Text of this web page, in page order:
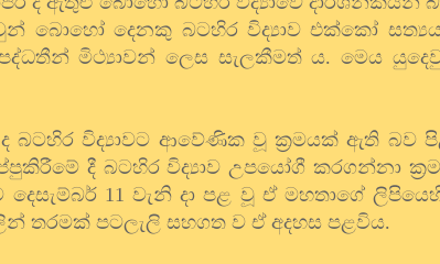
බොහෝ දෙනකු බටහිර විද්‍යාව එක්කෝ
මිථ්‍යාවන් ලෙස සැලකීමත් ය. මෙය
බටහිර විද්‍යාවට ආවේණික වූ ක්‍රමයක් ඇති බව
දී බටහිර විද්‍යාව උපයෝගී කරගන්නා
11 වැනි දා පළ වූ ඒ මහතාගේ
තරමක් පටලැලි සහගත ව ඒ අදහස පළවිය.